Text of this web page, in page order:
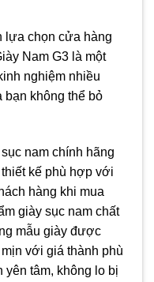
lựa chọn cửa hàng
Nam G3 là một
nghiệm nhiều
bạn không thể bỏ
nam chính hãng
kế phù hợp với
hàng khi mua
giày sục nam chất
mẫu giày được
với giá thành phù
tâm, không lo bị